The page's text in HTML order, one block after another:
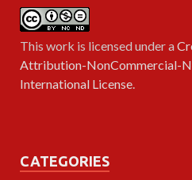
This work is licensed under a
Attribution-NonCommercial-
International License.
CATEGORIES